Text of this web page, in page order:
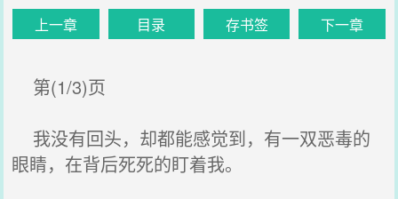
上一章 目录 存书签 下一章
第(1/3)页
我没有回头，却都能感觉到，有一双恶毒的
眼睛，在背后死死的盯着我。